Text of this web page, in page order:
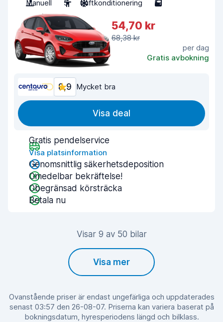
Manuell
5 Luftkonditionering 5
54,70 kr
68,38 kr
per dag
Gratis avbokning
8,9 Mycket bra
Visa deal
Gratis pendelservice
Visa platsinformation
Genomsnittlig säkerhetsdeposition
Omedelbar bekräftelse!
Obegränsad körsträcka
Betala nu
Visar 9 av 50 bilar
Visa mer
Ovanstående priser är endast ungefärliga och uppdaterades
senast 03:57 den 26-08-07. Priserna kan variera baserat på
bokningsdatum, hyresperiodens längd och bilklass.